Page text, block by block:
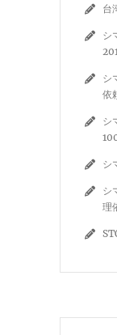
台
シ
シ
依
シ
シ
シ
理